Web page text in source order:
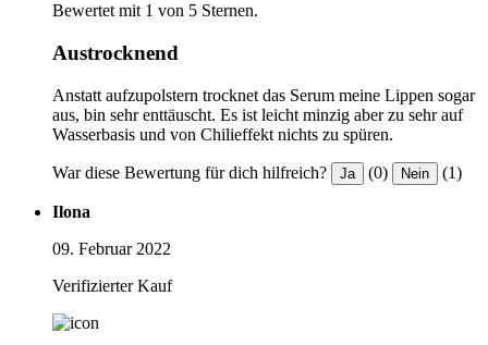
Bewertet mit 1 von 5 Sternen.
Austrocknend
Anstatt aufzupolstern trocknet das Serum meine Lippen sogar
aus, bin sehr enttäuscht. Es ist leicht minzig aber zu sehr auf
Wasserbasis und von Chilieffekt nichts zu spüren.
War diese Bewertung für dich hilfreich? Ja (0) Nein (1)
Ilona
09. Februar 2022
Verifizierter Kauf